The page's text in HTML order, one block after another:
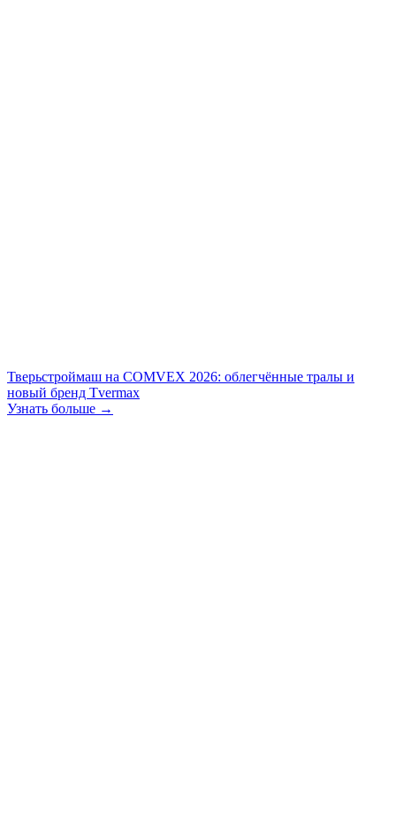
Тверьстроймаш на COMVEX 2026: облегчённые тралы и
новый бренд Tvermax
Узнать больше →